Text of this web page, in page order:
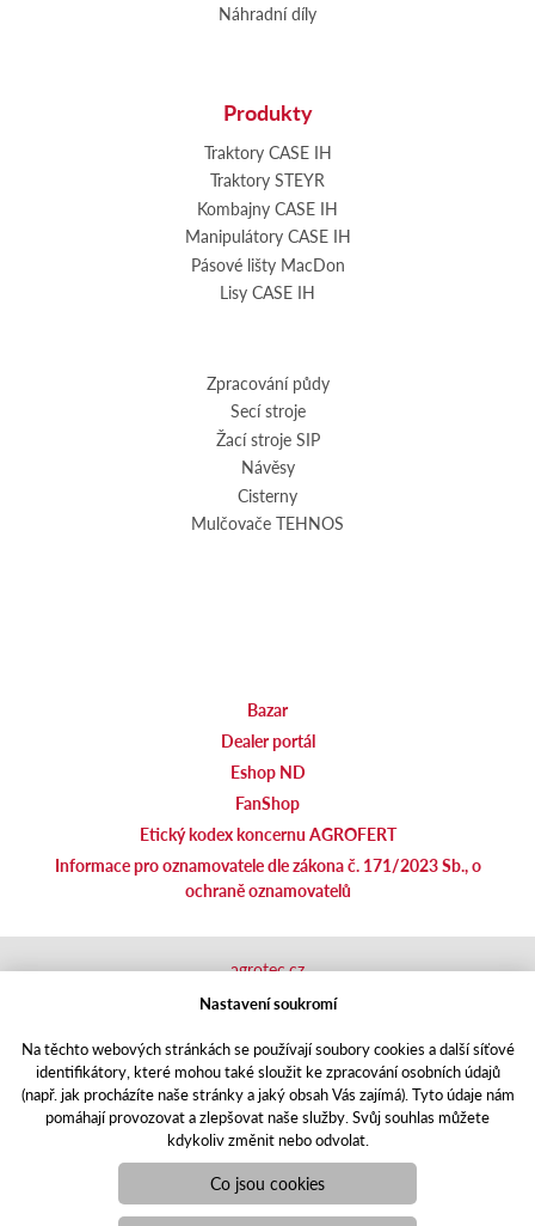
Náhradní díly
Produkty
Traktory CASE IH
Traktory STEYR
Kombajny CASE IH
Manipulátory CASE IH
Pásové lišty MacDon
Lisy CASE IH
Zpracování půdy
Secí stroje
Žací stroje SIP
Návěsy
Cisterny
Mulčovače TEHNOS
Bazar
Dealer portál
Eshop ND
FanShop
Etický kodex koncernu AGROFERT
Informace pro oznamovatele dle zákona č. 171/2023 Sb., o
ochraně oznamovatelů
Responzivní webPuxdesign | agrics.cz © 2021
Toto jsou internetové stránky společnosti AGRI CS a. s., se sídlem
agrotec.cz
agrics.sk
shop.agrics.cz
traktorbazar.cz
eshop.agrics.cz/cs
a-finance.cz
Nastavení soukromí
Na těchto webových stránkách se používají soubory cookies a další síťové
identifikátory, které mohou také sloužit ke zpracování osobních údajů
(např. jak procházíte naše stránky a jaký obsah Vás zajímá). Tyto údaje nám
pomáhají provozovat a zlepšovat naše služby. Svůj souhlas můžete
kdykoliv změnit nebo odvolat.
Co jsou cookies